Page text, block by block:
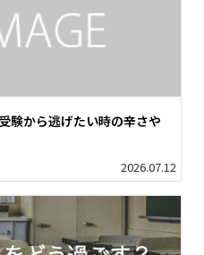
験から逃げたい時の辛さや
2026.07.12